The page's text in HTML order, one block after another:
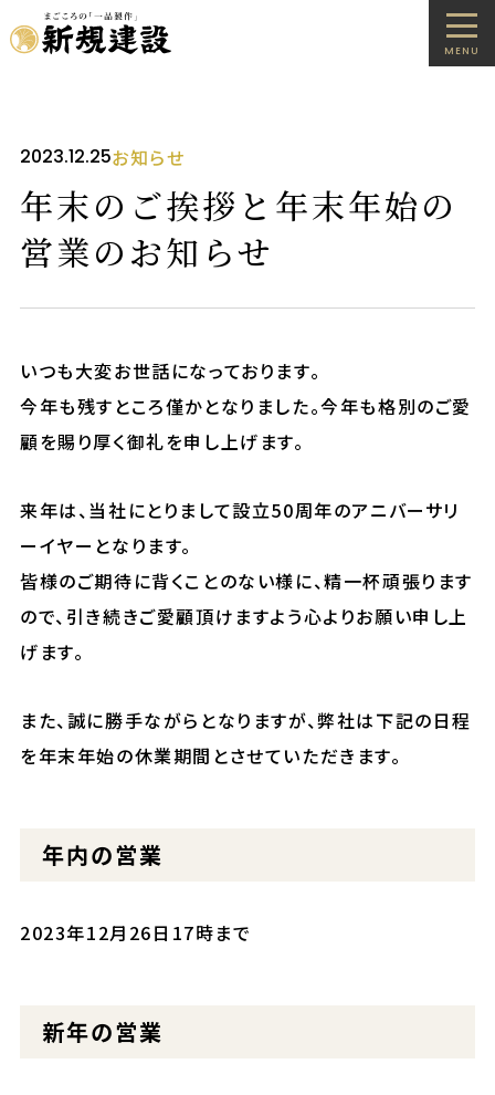
MENU
2023.12.25お知らせ
年末のご挨拶と年末年始の
営業のお知らせ
いつも大変お世話になっております。
今年も残すところ僅かとなりました。今年も格別のご愛
顧を賜り厚く御礼を申し上げます。
来年は、当社にとりまして設立50周年のアニバーサリ
ーイヤーとなります。
皆様のご期待に背くことのない様に、精一杯頑張ります
ので、引き続きご愛顧頂けますよう心よりお願い申し上
げます。
また、誠に勝手ながらとなりますが、弊社は下記の日程
を年末年始の休業期間とさせていただきます。
年内の営業
2023年12月26日17時まで
新年の営業